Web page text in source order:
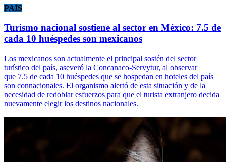
PAÍS
Turismo nacional sostiene al sector en México: 7.5 de
cada 10 huéspedes son mexicanos
Los mexicanos son actualmente el principal sostén del sector
turístico del país, aseveró la Concanaco-Servytur, al observar
que 7.5 de cada 10 huéspedes que se hospedan en hoteles del país
son connacionales. El organismo alertó de esta situación y de la
necesidad de redoblar esfuerzos para que el turista extranjero decida
nuevamente elegir los destinos nacionales.